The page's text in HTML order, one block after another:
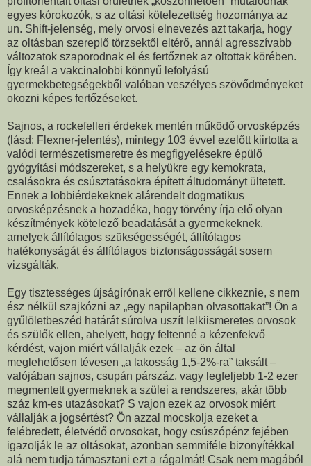
egyes kórokozók, s az oltási kötelezettség hozománya az
un. Shift-jelenség, mely orvosi elnevezés azt takarja, hogy
az oltásban szereplő törzsektől eltérő, annál agresszívabb
változatok szaporodnak el és fertőznek az oltottak körében.
Így kreál a vakcinalobbi könnyű lefolyású
gyermekbetegségekből valóban veszélyes szövődményeket
okozni képes fertőzéseket.
Sajnos, a rockefelleri érdekek mentén működő orvosképzés
(lásd: Flexner-jelentés), mintegy 103 évvel ezelőtt kiirtotta a
valódi természetismeretre és megfigyelésekre épülő
gyógyítási módszereket, s a helyükre egy kemokrata,
csalásokra és csúsztatásokra épített áltudományt ültetett.
Ennek a lobbiérdekeknek alárendelt dogmatikus
orvosképzésnek a hozadéka, hogy törvény írja elő olyan
készítmények kötelező beadatását a gyermekeknek,
amelyek állítólagos szükségességét, állítólagos
hatékonyságát és állítólagos biztonságosságát sosem
vizsgálták.
Egy tisztességes újságírónak erről kellene cikkeznie, s nem
ész nélkül szajkózni az „egy napilapban olvasottakat”! Ön a
gyűlöletbeszéd határát súrolva uszít lelkiismeretes orvosok
és szülők ellen, ahelyett, hogy feltenné a kézenfekvő
kérdést, vajon miért vállalják ezek – az ön által
meglehetősen tévesen „a lakosság 1,5-2%-ra” taksált –
valójában sajnos, csupán párszáz, vagy legfeljebb 1-2 ezer
megmentett gyermeknek a szülei a rendszeres, akár több
száz km-es utazásokat? S vajon ezek az orvosok miért
vállalják a jogsértést? Ön azzal mocskolja ezeket a
felébredett, életvédő orvosokat, hogy csúszópénz fejében
igazolják le az oltásokat, azonban semmiféle bizonyítékkal
alá nem tudja támasztani ezt a rágalmát! Csak nem magából